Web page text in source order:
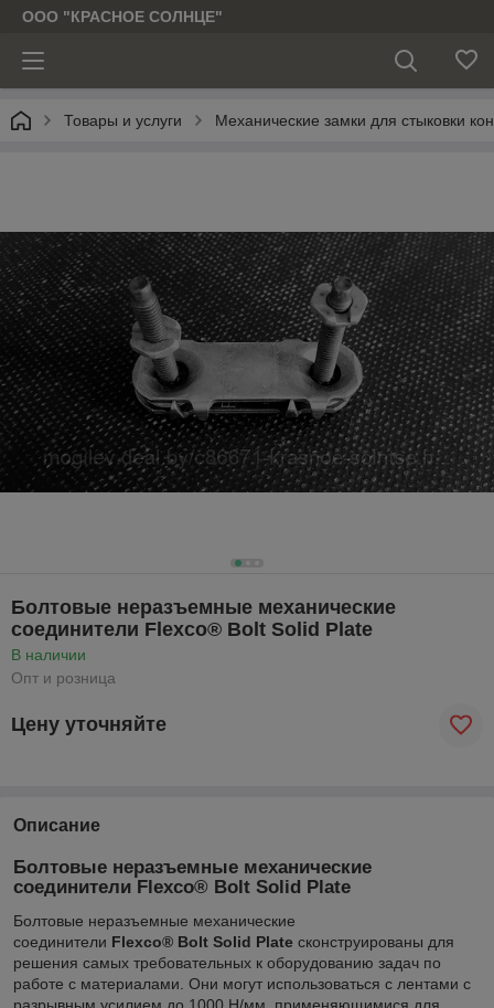
ООО "КРАСНОЕ СОЛНЦЕ"
Товары и услуги Механические замки для стыковки
Болтовые неразъемные механические
соединители Flexco® Bolt Solid Plate
В наличии
Опт и розница
Цену уточняйте
Описание
Болтовые неразъемные механические
соединители Flexco® Bolt Solid Plate
Болтовые неразъемные механические
соединители Flexco® Bolt Solid Plate сконструированы для
решения самых требовательных к оборудованию задач по
работе с материалами. Они могут использоваться с лентами с
разрывным усилием до 1000 Н/мм, применяющимися для